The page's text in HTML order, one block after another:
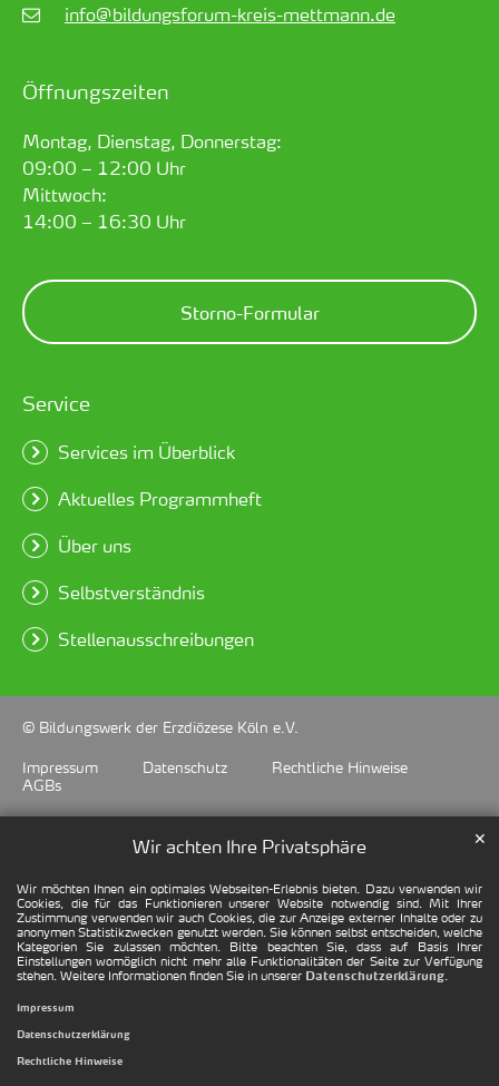
Wir achten Ihre Privatsphäre
Wir möchten Ihnen ein optimales Webseiten-Erlebnis bieten. Dazu verwenden wir
Cookies, die für das Funktionieren unserer Website notwendig sind. Mit Ihrer
Zustimmung verwenden wir auch Cookies, die zur Anzeige externer Inhalte oder zu
anonymen Statistikzwecken genutzt werden. Sie können selbst entscheiden, welche
Kategorien Sie zulassen möchten. Bitte beachten Sie, dass auf Basis Ihrer
Einstellungen womöglich nicht mehr alle Funktionalitäten der Seite zur Verfügung
stehen. Weitere Informationen finden Sie in unserer Datenschutzerklärung.
✕
Impressum
Datenschutzerklärung
Rechtliche Hinweise
info@bildungsforum-kreis-mettmann.de
Öffnungszeiten
Montag, Dienstag, Donnerstag:
09:00 – 12:00 Uhr
Mittwoch:
14:00 – 16:30 Uhr
Storno-Formular
Service
Services im Überblick
Aktuelles Programmheft
Über uns
Selbstverständnis
Stellenausschreibungen
© Bildungswerk der Erzdiözese Köln e.V.
Impressum
Datenschutz
Rechtliche Hinweise
AGBs